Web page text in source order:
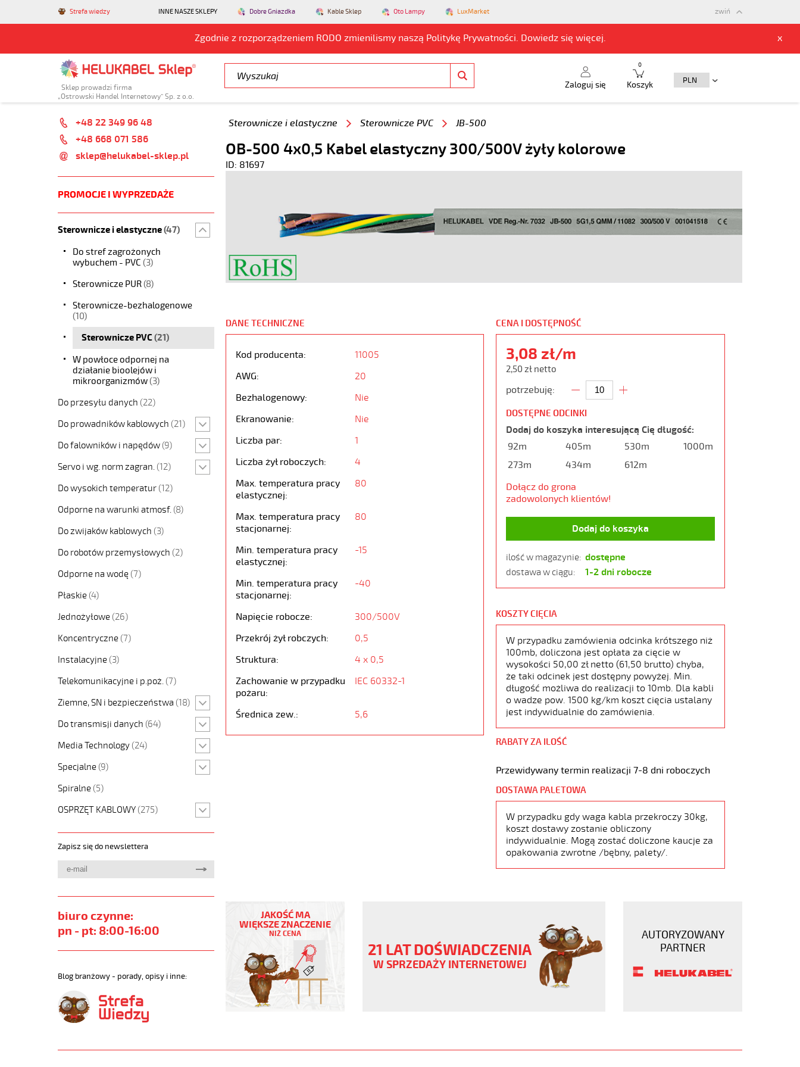
Strefa wiedzy INNE NASZE SKLEPY Dobre Gniazdka Kable Sklep Oto Lampy LuxMarket
Zgodnie z rozporządzeniem RODO zmienilismy naszą Politykę Prywatności. Dowiedz się więcej. x
zwiń
Sklep prowadzi firma
„Ostrowski Handel Internetowy” Sp. z o.o.
Zaloguj się Koszyk
0
+48 22 349 96 48
+48 668 071 586
sklep@helukabel-sklep.pl
PROMOCJE I WYPRZEDAŻE
Sterownicze i elastyczne(47)
Do stref zagrożonych
wybuchem - PVC (3)
Sterownicze PUR(8)
Sterownicze-bezhalogenowe
(10)
Sterownicze PVC(21)
W powłoce odpornej na
działanie bioolejów i
mikroorganizmów(3)
Do przesyłu danych (22)
Do prowadników kablowych (21)
Do falowników i napędów (9)
Servo i wg. norm zagran. (12)
Do wysokich temperatur (12)
Odporne na warunki atmosf. (8)
Do zwijaków kablowych (3)
Do robotów przemysłowych (2)
Odporne na wodę (7)
Płaskie (4)
Jednożyłowe (26)
Koncentryczne (7)
Instalacyjne (3)
Telekomunikacyjne i p.poż. (7)
Ziemne, SN i bezpieczeństwa (18)
Do transmisji danych (64)
Media Technology (24)
Specjalne (9)
Spiralne (5)
OSPRZĘT KABLOWY (275)
Zapisz się do newslettera
biuro czynne:
pn - pt: 8:00-16:00
Blog branżowy - porady, opisy i inne:
Sterownicze i elastyczne Sterownicze PVC JB-500
OB-500 4x0,5 Kabel elastyczny 300/500V żyły kolorowe
ID: 81697
DANE TECHNICZNE
Kod producenta:
11005
AWG:
20
Bezhalogenowy:
Nie
Ekranowanie:
Nie
Liczba par:
1
Liczba żył roboczych:
4
Max. temperatura pracy
elastycznej:
80
Max. temperatura pracy
stacjonarnej:
80
Min. temperatura pracy
elastycznej:
-15
Min. temperatura pracy
stacjonarnej:
-40
Napięcie robocze:
300/500V
Przekrój żył robczych:
0,5
Struktura:
4 x 0,5
Zachowanie w przypadku
pożaru:
IEC 60332-1
Średnica zew.: 5,6
CENA I DOSTĘPNOŚĆ
3,08 zł/m
2,50 zł netto
potrzebuję:
DOSTĘPNE ODCINKI
Dodaj do koszyka interesującą Cię długość:
92m
273m
405m
434m
530m
612m
1000m
Dołącz do grona
zadowolonych klientów!
Dodaj do koszyka
ilość w magazynie: dostępne
dostawa w ciągu: 1-2 dni robocze
KOSZTY CIĘCIA
W przypadku zamówienia odcinka krótszego niż
100mb, doliczona jest opłata za cięcie w
wysokości 50,00 zł netto (61,50 brutto) chyba,
że taki odcinek jest dostępny powyżej. Min.
długość możliwa do realizacji to 10mb. Dla kabli
o wadze pow. 1500 kg/km koszt cięcia ustalany
jest indywidualnie do zamówienia.
RABATY ZA ILOŚĆ
Przewidywany termin realizacji 7-8 dni roboczych
DOSTAWA PALETOWA
W przypadku gdy waga kabla przekroczy 30kg,
koszt dostawy zostanie obliczony
indywidualnie. Mogą zostać doliczone kaucje za
opakowania zwrotne /bębny, palety/.
4x0,5
Kabel
300/500V
kolorowe
https://www.static.helukabel-
sklep.pl/upload/galleries/products/1509-
sklep.pl/ob-
JAKOŚĆ MA
WIĘKSZE ZNACZENIE
NIŻ CENA
21 LAT DOŚWIADCZENIA
W SPRZEDAŻY INTERNETOWEJ
AUTORYZOWANY
PARTNER